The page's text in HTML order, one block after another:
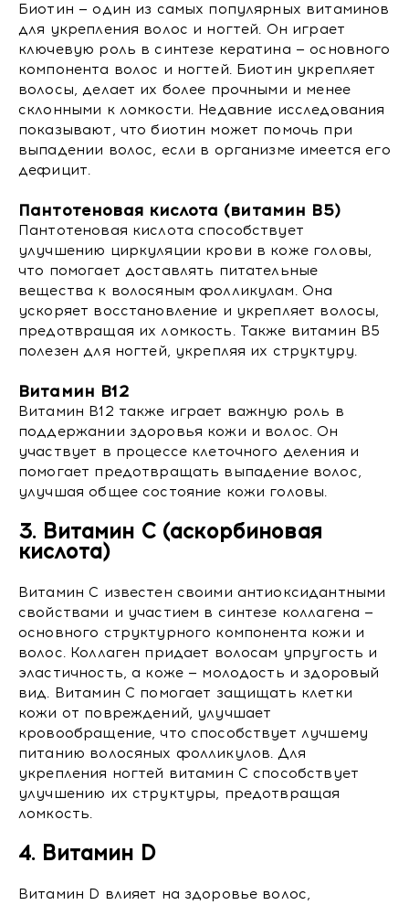
Биотин — один из самых популярных витаминов
для укрепления волос и ногтей. Он играет
ключевую роль в синтезе кератина — основного
компонента волос и ногтей. Биотин укрепляет
волосы, делает их более прочными и менее
склонными к ломкости. Недавние исследования
показывают, что биотин может помочь при
выпадении волос, если в организме имеется его
дефицит.
Пантотеновая кислота (витамин B5)
Пантотеновая кислота способствует
улучшению циркуляции крови в коже головы,
что помогает доставлять питательные
вещества к волосяным фолликулам. Она
ускоряет восстановление и укрепляет волосы,
предотвращая их ломкость. Также витамин B5
полезен для ногтей, укрепляя их структуру.
Витамин B12
Витамин B12 также играет важную роль в
поддержании здоровья кожи и волос. Он
участвует в процессе клеточного деления и
помогает предотвращать выпадение волос,
улучшая общее состояние кожи головы.
3. Витамин C (аскорбиновая
кислота)
Витамин C известен своими антиоксидантными
свойствами и участием в синтезе коллагена —
основного структурного компонента кожи и
волос. Коллаген придает волосам упругость и
эластичность, а коже — молодость и здоровый
вид. Витамин C помогает защищать клетки
кожи от повреждений, улучшает
кровообращение, что способствует лучшему
питанию волосяных фолликулов. Для
укрепления ногтей витамин C способствует
улучшению их структуры, предотвращая
ломкость.
4. Витамин D
Витамин D влияет на здоровье волос,